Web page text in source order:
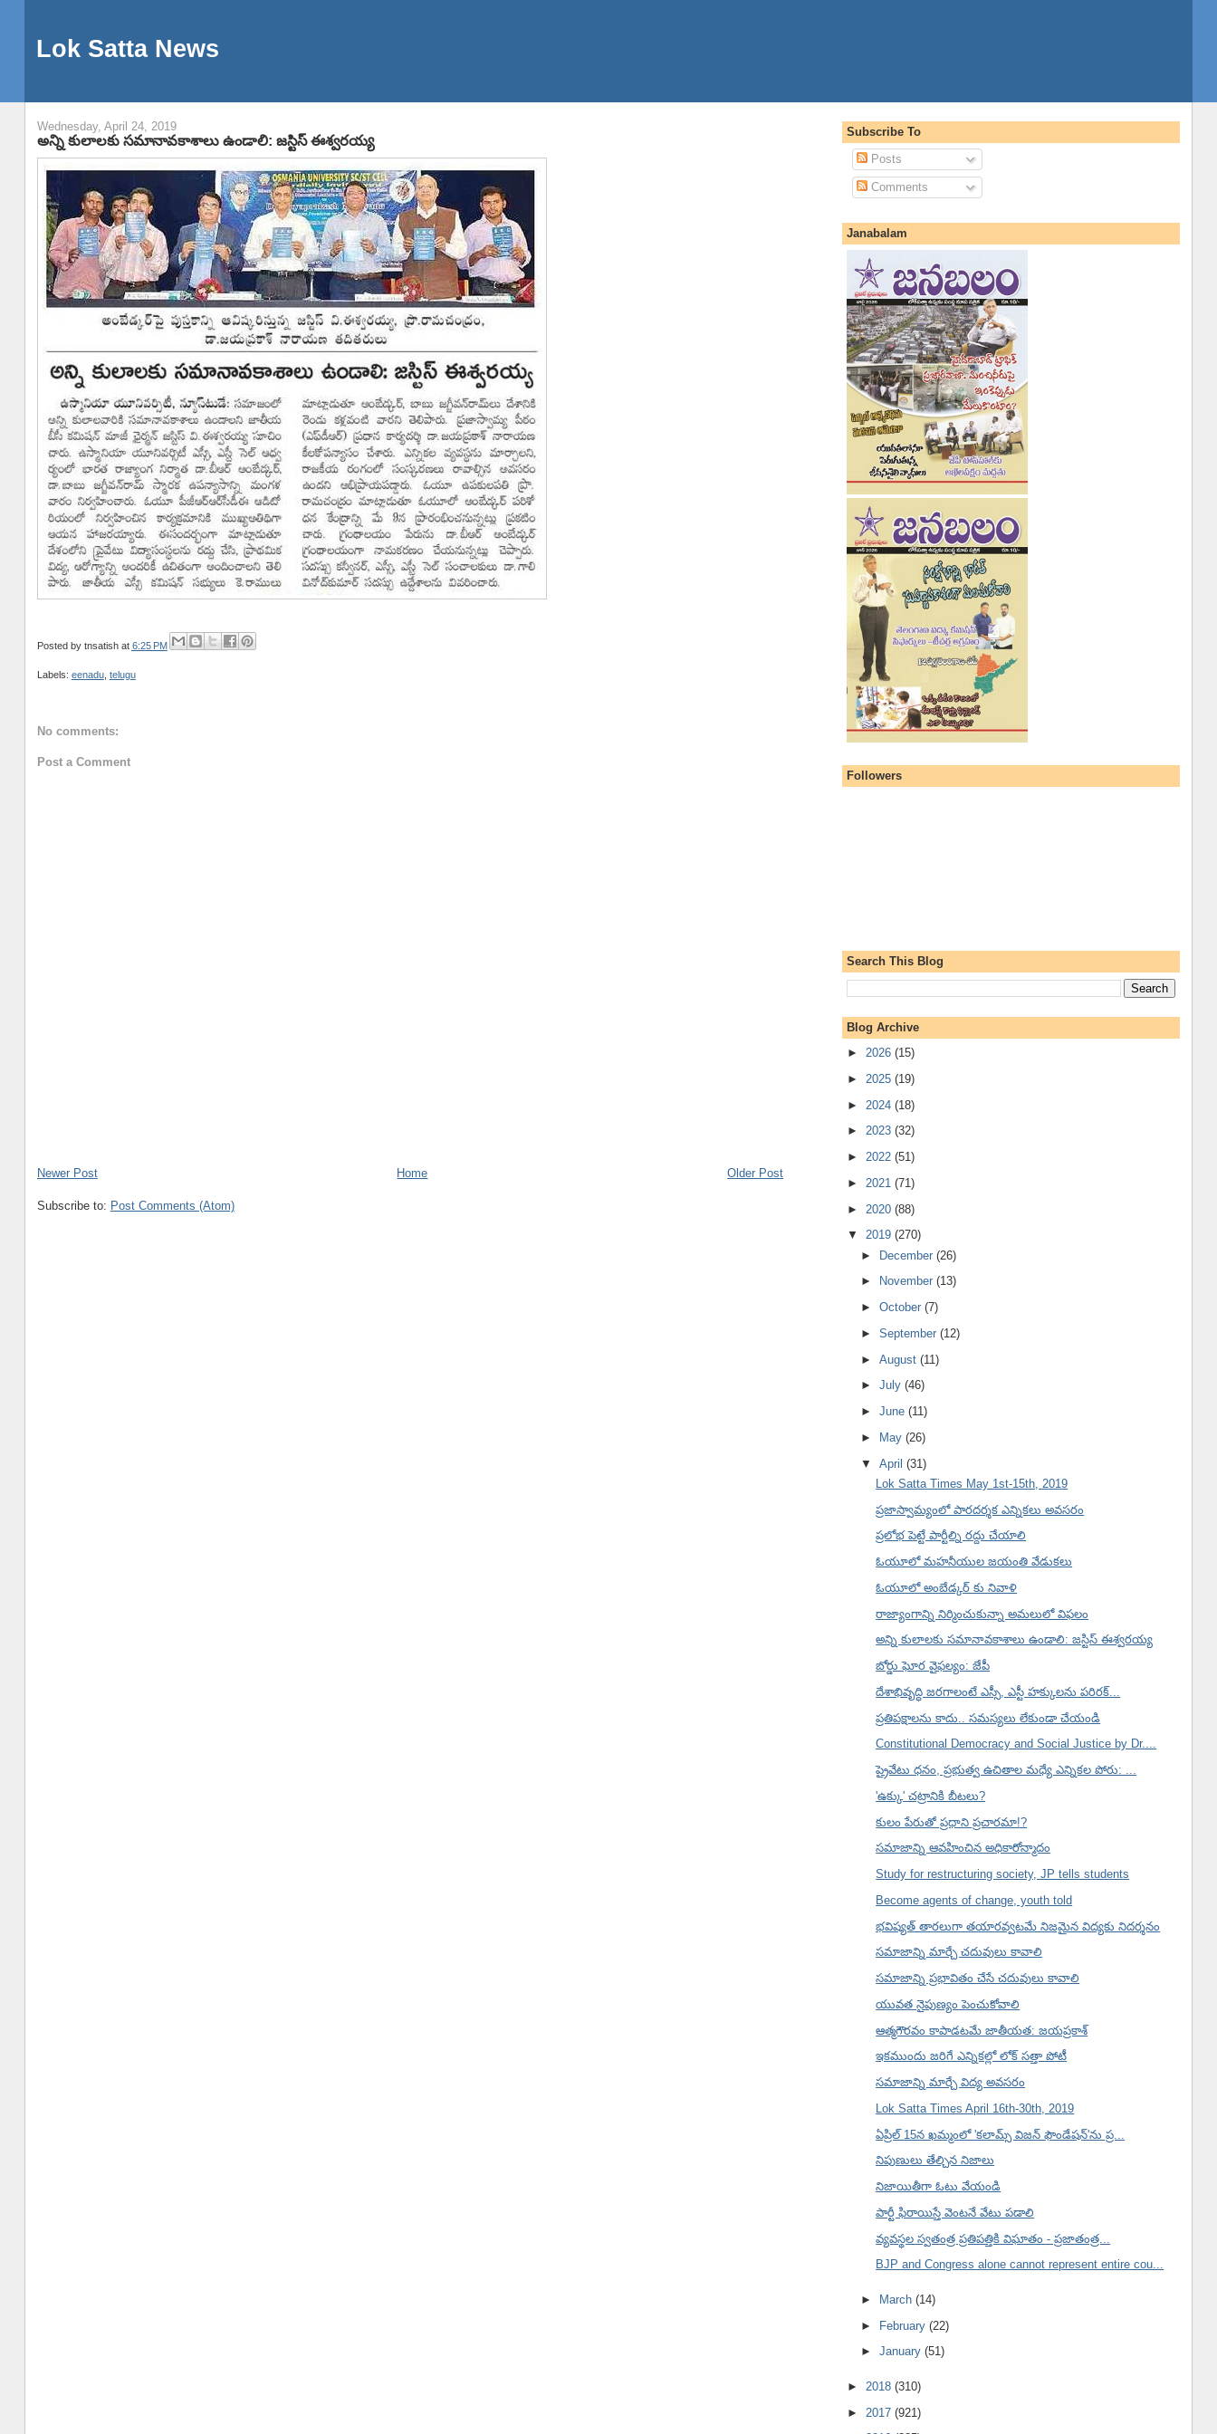
Lok Satta News
Wednesday, April 24, 2019
అన్ని కులాలకు సమానావకాశాలు ఉండాలి: జస్టిస్ ఈశ్వరయ్య
Posted by tnsatish at 6:25 PM
Labels: eenadu, telugu
No comments:
Post a Comment
Newer Post Older Post
Home
Subscribe to: Post Comments (Atom)
Subscribe To
Posts
Comments
Janabalam
Followers
Search This Blog
Blog Archive
► 2026 (15)
► 2025 (19)
► 2024 (18)
► 2023 (32)
► 2022 (51)
► 2021 (71)
► 2020 (88)
▼ 2019 (270)
► December(26)
►
November(13)
►October(7)
►September(12)
►August(11)
►July(46)
►June(11)
►
May(26)
▼April(31)
Lok Satta Times May 1st-15th, 2019
ప్రజాస్వామ్యంలో పారదర్శక ఎన్నికలు అవసరం
ప్రలోభ పెట్టే పార్టీల్ని రద్దు చేయాలి
ఓయూలో మహనీయుల జయంతి వేడుకలు
ఓయూలో అంబేడ్కర్ కు నివాళి
రాజ్యాంగాన్ని నిర్మించుకున్నా అమలులో విఫలం
అన్ని కులాలకు సమానావకాశాలు ఉండాలి: జస్టిస్ ఈశ్వరయ్య
బోర్డు ఘోర వైఫల్యం: జేపీ
దేశాభివృద్ధి జరగాలంటే ఎస్సీ, ఎస్టీ హక్కులను పరిరక్...
ప్రతిపక్షాలను కాదు.. సమస్యలు లేకుండా చేయండి
Constitutional Democracy and Social Justice by Dr....
ప్రైవేటు ధనం, ప్రభుత్వ ఉచితాల మధ్యే ఎన్నికల పోరు: ...
'ఉక్కు' చట్రానికి బీటలు?
కులం పేరుతో ప్రధాని ప్రచారమా!?
సమాజాన్ని ఆవహించిన అధికారోన్మాదం
Study for restructuring society, JP tells students
Become agents of change, youth told
భవిష్యత్ తారలుగా తయారవ్వటమే నిజమైన విద్యకు నిదర్శనం
సమాజాన్ని మార్చే చదువులు కావాలి
సమాజాన్ని ప్రభావితం చేసే చదువులు కావాలి
యువత నైపుణ్యం పెంచుకోవాలి
ఆత్మగౌరవం కాపాడటమే జాతీయత: జయప్రకాశ్
ఇకముందు జరిగే ఎన్నికల్లో లోక్ సత్తా పోటీ
సమాజాన్ని మార్చే విద్య అవసరం
Lok Satta Times April 16th-30th, 2019
ఏప్రిల్ 15న ఖమ్మంలో 'కలామ్స్ విజన్ ఫౌండేషన్'ను ప్ర...
నిపుణులు తేల్చిన నిజాలు
నిజాయితీగా ఓటు వేయండి
పార్టీ ఫిరాయిస్తే వెంటనే వేటు పడాలి
వ్యవస్థల స్వతంత్ర ప్రతిపత్తికి విఘాతం - ప్రజాతంత్ర...
BJP and Congress alone cannot represent entire cou...
► March(14)
► February(22)
►January(51)
► 2018 (310)
► 2017 (921)